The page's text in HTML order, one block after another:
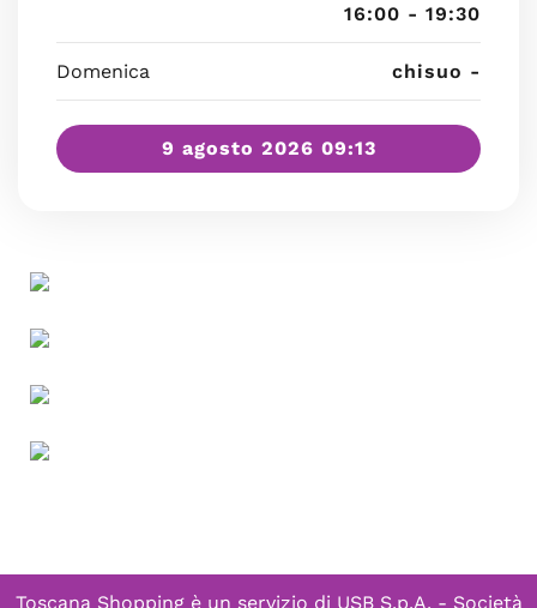
16:00 - 19:30
Domenica chisuo -
9 agosto 2026 09:13
Toscana Shopping è un servizio di USB S.p.A. - Società